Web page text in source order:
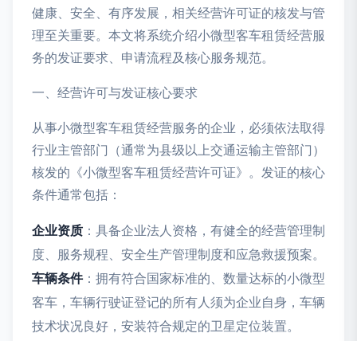
健康、安全、有序发展，相关经营许可证的核发与管
理至关重要。本文将系统介绍小微型客车租赁经营服
务的发证要求、申请流程及核心服务规范。
一、经营许可与发证核心要求
从事小微型客车租赁经营服务的企业，必须依法取得
行业主管部门（通常为县级以上交通运输主管部门）
核发的《小微型客车租赁经营许可证》。发证的核心
条件通常包括：
企业资质 ：具备企业法人资格，有健全的经营管理制
度、服务规程、安全生产管理制度和应急救援预案。
车辆条件：拥有符合国家标准的、数量达标的小微型
客车，车辆行驶证登记的所有人须为企业自身，车辆
技术状况良好，安装符合规定的卫星定位装置。